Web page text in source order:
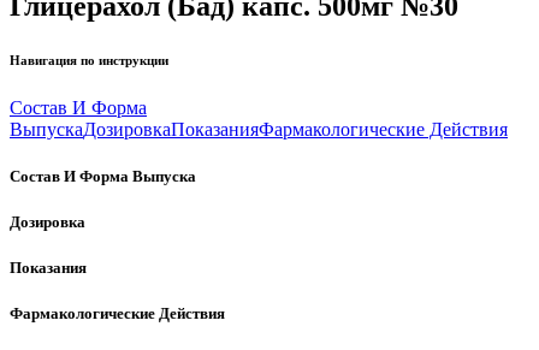
Навигация по инструкции
Состав И Форма
ВыпускаДозировкаПоказанияФармакологические Действия
Состав И Форма Выпуска
Дозировка
Показания
Фармакологические Действия